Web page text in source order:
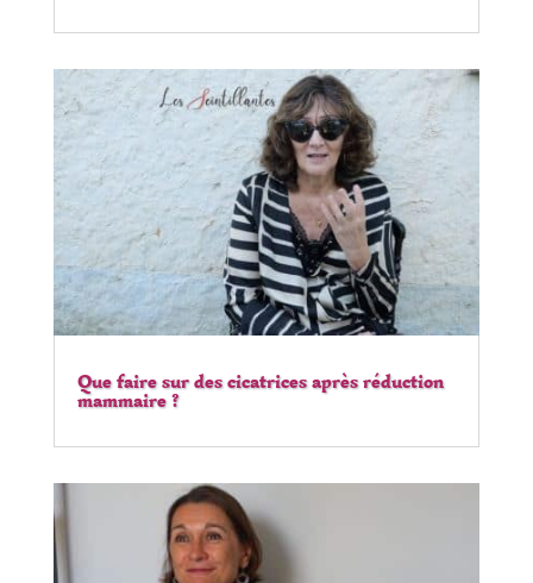
Que faire sur des cicatrices après réduction
mammaire ?